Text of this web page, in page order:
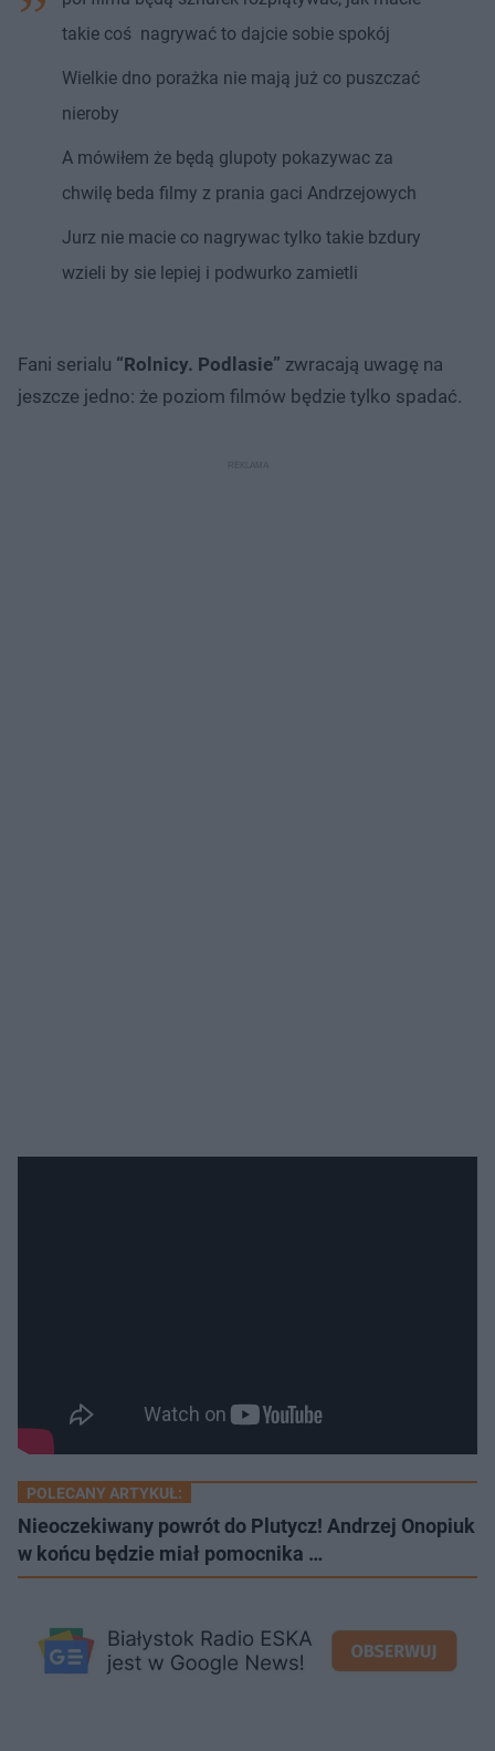
takie coś nagrywać to dajcie sobie spokój
Wielkie dno porażka nie mają już co puszczać
nieroby
A mówiłem że będą glupoty pokazywac za
chwilę beda filmy z prania gaci Andrzejowych
Jurz nie macie co nagrywac tylko takie bzdury
wzieli by sie lepiej i podwurko zamietli
Fani serialu “Rolnicy. Podlasie” zwracają uwagę na
jeszcze jedno: że poziom filmów będzie tylko spadać.
POLECANY ARTYKUŁ:
Nieoczekiwany powrót do Plutycz! Andrzej Onopiuk
w końcu będzie miał pomocnika …